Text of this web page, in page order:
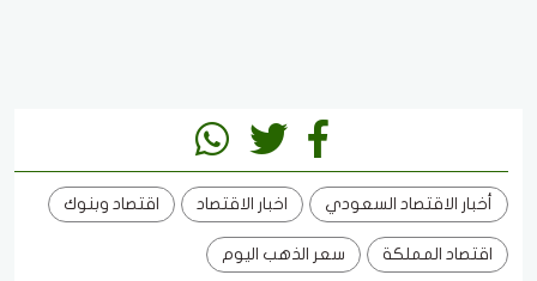
أخبار الاقتصاد السعودي اخبار الاقتصاد اقتصاد وبنوك
اقتصاد المملكة سعر الذهب اليوم